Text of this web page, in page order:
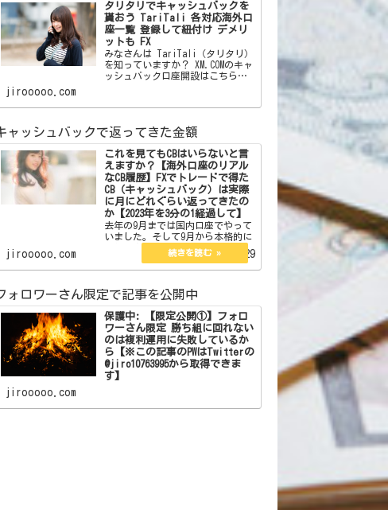
サイトに飛べます 【口座開設
ボーナス20000円＋Welcomeボーナ
ス10…
海外口座にCBの紐付は絶対条件
タリタリでキャッシュバックを
貰おう TariTali 各対応海外口
座一覧 登録して紐付け デメリ
ットも FX
を知っていますか？ XM.COMのキャ
XM.COMのスプレッドレポートはこ
ちら 海外口座でトレードをし
ている方なら 一度は聞いたことが
あると思います。 フォロワー
jirooooo.com
キャッシュバックで返ってきた金額
これを見てもCBはいらないと言
えますか？【海外口座のリアル
なCB履歴】FXでトレードで得た
CB（キャッシュバック）は実際
に月にどれぐらい返ってきたの
か【2023年を3分の1経過して】
海外口座を始めて今年の1月からは
メインの証券会社を変えました。
国内口座の時は海外口座のような
CBの仕組みはなくyjfxのように
PayPayが後から返ってくるものは
利用していまし…
jirooooo.com
フォロワーさん限定で記事を公開中
保護中: 【限定公開①】フォロ
ワーさん限定 勝ち組に回れない
のは複利運用に失敗しているか
@jiro10763995から取得できま